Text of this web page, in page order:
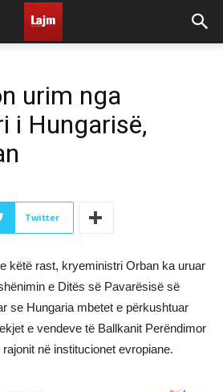
urim nga
i Hungarisë,
Twitter
këtë rast, kryeministri Orban ka uruar
e Ditës së Pavarësisë së
se Hungaria mbetet e përkushtuar
e vendeve të Ballkanit Perëndimor
në institucionet evropiane.